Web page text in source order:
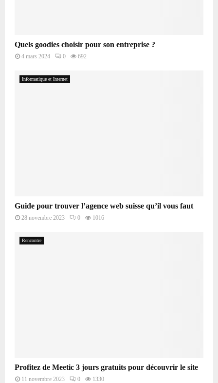
Quels goodies choisir pour son entreprise ?
4 mars 2024 0 692
Informatique et Internet
Guide pour trouver l’agence web suisse qu’il vous faut
28 novembre 2023 0 1016
Rencontre
Profitez de Meetic 3 jours gratuits pour découvrir le site
11 novembre 2023 0 1330